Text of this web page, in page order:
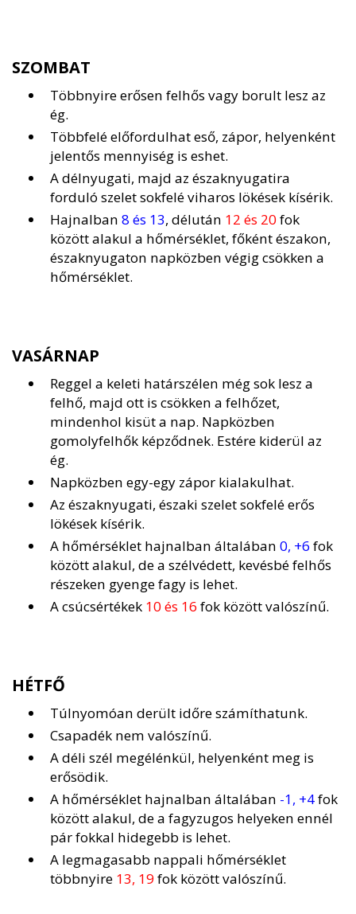
SZOMBAT
Többnyire erősen felhős vagy borult lesz az
ég.
Többfelé előfordulhat eső, zápor, helyenként
jelentős mennyiség is eshet.
A délnyugati, majd az északnyugatira
forduló szelet sokfelé viharos lökések kísérik.
Hajnalban 8 és 13, délután 12 és 20fok
között alakul a hőmérséklet, főként északon,
északnyugaton napközben végig csökken a
hőmérséklet.
VASÁRNAP
Reggel a keleti határszélen még sok lesz a
felhő, majd ott is csökken a felhőzet,
mindenhol kisüt a nap. Napközben
gomolyfelhők képződnek. Estére kiderül az
ég.
Napközben egy-egy zápor kialakulhat.
Az északnyugati, északi szelet sokfelé erős
lökések kísérik.
A hőmérséklet hajnalban általában 0, +6 fok
között alakul, de a szélvédett, kevésbé felhős
részeken gyenge fagy is lehet.
A csúcsértékek 10 és 16 fok között valószínű.
HÉTFŐ
Túlnyomóan derült időre számíthatunk.
Csapadék nem valószínű.
A déli szél megélénkül, helyenként meg is
erősödik.
A hőmérséklet hajnalban általában -1, +4fok
között alakul, de a fagyzugos helyeken ennél
pár fokkal hidegebb is lehet.
A legmagasabb nappali hőmérséklet
többnyire 13, 19fok között valószínű.